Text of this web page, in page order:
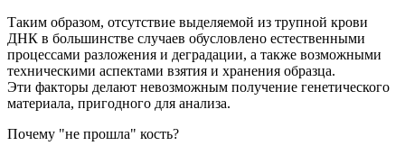
Таким образом, отсутствие выделяемой из трупной крови
ДНК в большинстве случаев обусловлено естественными
процессами разложения и деградации, а также возможными
техническими аспектами взятия и хранения образца.
Эти факторы делают невозможным получение генетического
материала, пригодного для анализа.
Почему "не прошла" кость?